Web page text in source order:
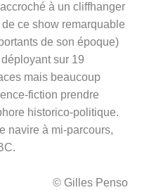
à un cliffhanger
ce show remarquable
de son époque)
sur 19
mais beaucoup
fiction prendre
historico-politique.
navire à mi-parcours,
© Gilles Penso